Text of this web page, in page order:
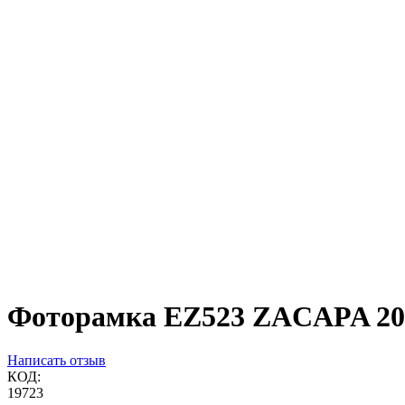
Фоторамка EZ523 ZACAPA
Написать отзыв
КОД:
19723